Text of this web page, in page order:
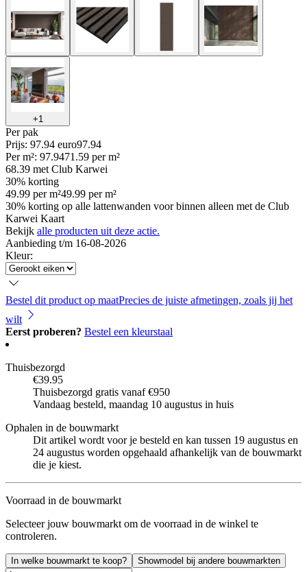
+1
Per pak
Prijs: 97.94 euro97.94
Per m²: 97.9471.59 per m²
68.39 met Club Karwei
30% korting
49.99 per m²49.99 per m²
30% korting op alle lattenwanden voor binnen alleen met de Club
Karwei Kaart
Bekijk alle producten uit deze actie.
Aanbieding t/m 16-08-2026
Kleur:
Bestel dit product op maatPrecies de juiste afmetingen, zoals jij het
wilt
Eerst proberen? Bestel een kleurstaal
Thuisbezorgd
€39.95
Thuisbezorgd gratis vanaf €950
Vandaag besteld, maandag 10 augustus in huis
Ophalen in de bouwmarkt
Dit artikel wordt voor je besteld en kan tussen 19 augustus en
24 augustus worden opgehaald afhankelijk van de bouwmarkt
die je kiest.
Voorraad in de bouwmarkt
Selecteer jouw bouwmarkt om de voorraad in de winkel te
controleren.
In welke bouwmarkt te koop? Showmodel bij andere bouwmarkten